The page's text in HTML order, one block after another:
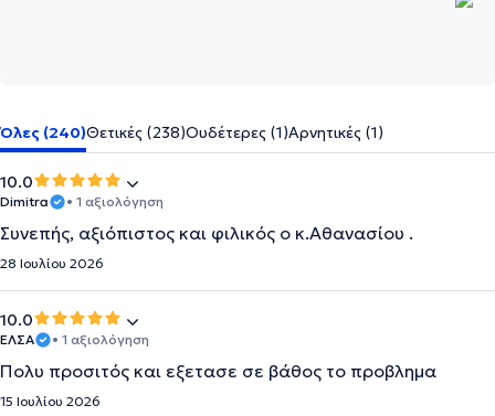
Όλες (240)Θετικές (238)Ουδέτερες (1)Αρνητικές (1)
10.0
Dimitra • 1 αξιολόγηση
Συνεπής, αξιόπιστος και φιλικός ο κ.Αθανασίου .
28 Ιουλίου 2026
10.0
ΕΛΣΑ • 1 αξιολόγηση
Πολυ προσιτός και εξετασε σε βάθος το προβλημα
15 Ιουλίου 2026